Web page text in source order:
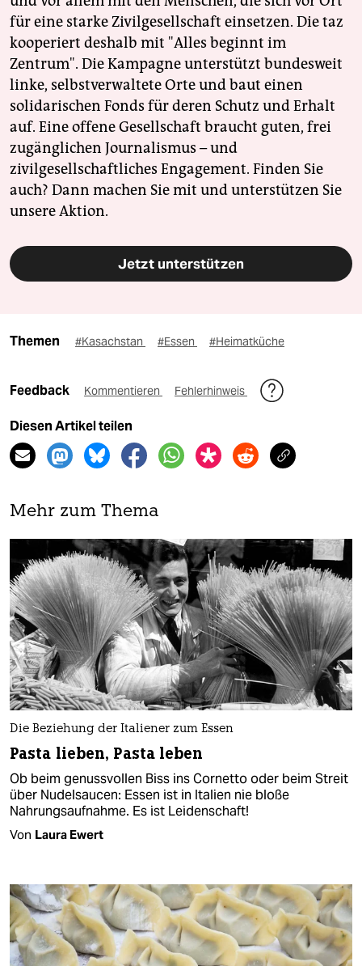
für eine starke Zivilgesellschaft einsetzen. Die taz
kooperiert deshalb mit "Alles beginnt im
Zentrum". Die Kampagne unterstützt bundesweit
linke, selbstverwaltete Orte und baut einen
solidarischen Fonds für deren Schutz und Erhalt
auf. Eine offene Gesellschaft braucht guten, frei
zugänglichen Journalismus – und
zivilgesellschaftliches Engagement. Finden Sie
auch? Dann machen Sie mit und unterstützen Sie
unsere Aktion.
Jetzt unterstützen
Themen #Kasachstan #Essen #Heimatküche
Feedback Kommentieren Fehlerhinweis
Diesen Artikel teilen
Mehr zum Thema
Die Beziehung der Italiener zum Essen
Pasta lieben, Pasta leben
Ob beim genussvollen Biss ins Cornetto oder beim Streit
über Nudelsaucen: Essen ist in Italien nie bloße
Nahrungsaufnahme. Es ist Leidenschaft!
Von Laura Ewert